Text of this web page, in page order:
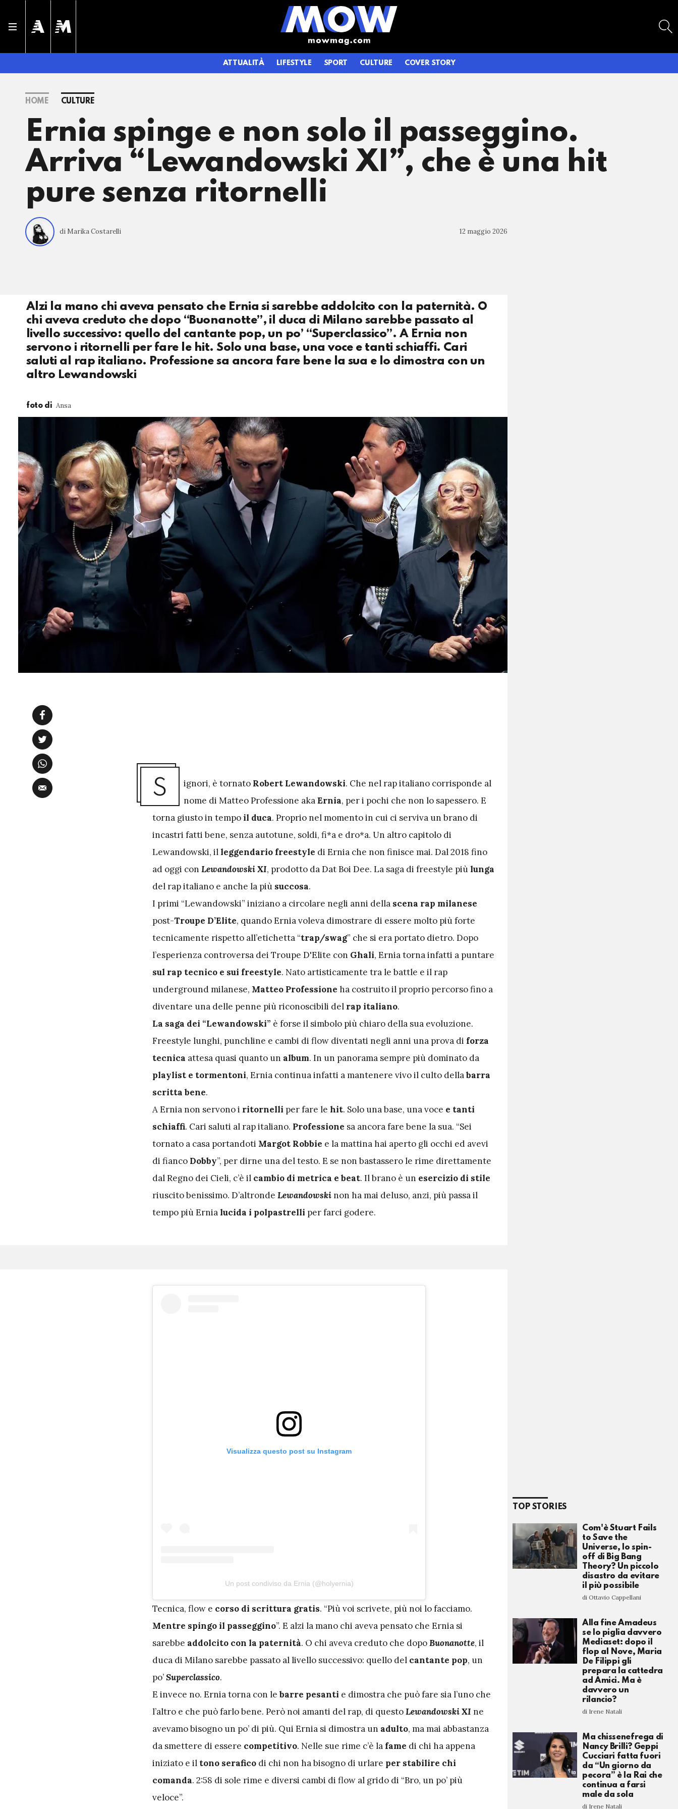
ATTUALITÀ LIFESTYLE SPORT CULTURE COVER STORY
HOME CULTURE
Ernia spinge e non solo il passeggino.
Arriva “Lewandowski XI”, che è una hit
pure senza ritornelli
di Marika Costarelli 12 maggio 2026
Alzi la mano chi aveva pensato che Ernia si sarebbe addolcito con la paternità. O
chi aveva creduto che dopo “Buonanotte”, il duca di Milano sarebbe passato al
livello successivo: quello del cantante pop, un po’ “Superclassico”. A Ernia non
servono i ritornelli per fare le hit. Solo una base, una voce e tanti schiaffi. Cari
saluti al rap italiano. Professione sa ancora fare bene la sua e lo dimostra con un
altro Lewandowski
foto di Ansa
S ignori, è tornato Robert Lewandowski. Che nel rap italiano corrisponde al
nome di Matteo Professione akaErnia, per i pochi che non lo sapessero. E
torna giusto in tempoil duca. Proprio nel momento in cui ci serviva un brano di
incastri fatti bene, senza autotune, soldi, fi*a e dro*a. Un altro capitolo di
Lewandowski, illeggendario freestyle di Ernia che non finisce mai. Dal 2018 fino
ad oggi con Lewandowski XI, prodotto da Dat Boi Dee. La saga di freestyle piùlunga
del rap italiano e anche la più succosa.
I primi “Lewandowski” iniziano a circolare negli anni della scena rap milanese
post-Troupe D’Elite, quando Ernia voleva dimostrare di essere molto più forte
tecnicamente rispetto all’etichetta “trap/swag” che si era portato dietro. Dopo
l’esperienza controversa dei Troupe D'Elite con Ghali, Ernia torna infatti a puntare
sul rap tecnico e sui freestyle. Nato artisticamente tra le battle e il rap
underground milanese, Matteo Professione ha costruito il proprio percorso fino a
diventare una delle penne più riconoscibili del rap italiano.
La saga dei “Lewandowski” è forse il simbolo più chiaro della sua evoluzione.
Freestyle lunghi, punchline e cambi di flow diventati negli anni una prova di forza
tecnica attesa quasi quanto un album. In un panorama sempre più dominato da
playlist e tormentoni, Ernia continua infatti a mantenere vivo il culto dellabarra
scritta bene.
A Ernia non servono i ritornelli per fare le hit. Solo una base, una voce e tanti
schiaffi. Cari saluti al rap italiano. Professione sa ancora fare bene la sua. “Sei
tornato a casa portandoti Margot Robbie e la mattina hai aperto gli occhi ed avevi
di fianco Dobby”, per dirne una del testo. E se non bastassero le rime direttamente
dal Regno dei Cieli, c’è il cambio di metrica e beat. Il brano è un esercizio di stile
riuscito benissimo. D’altronde Lewandowskinon ha mai deluso, anzi, più passa il
tempo più Ernialucida i polpastrelli per farci godere.
Visualizza questo post su Instagram
Un post condiviso da Ernia (@holyernia)
Tecnica, flow e corso di scrittura gratis. “Più voi scrivete, più noi lo facciamo.
Mentre spingo il passeggino”. E alzi la mano chi aveva pensato che Ernia si
sarebbe addolcito con la paternità. O chi aveva creduto che dopoBuonanotte, il
duca di Milano sarebbe passato al livello successivo: quello del cantante pop, un
po’Superclassico.
E invece no. Ernia torna con lebarre pesanti e dimostra che può fare sia l’uno che
l’altro e che può farlo bene. Però noi amanti del rap, di questoLewandowski XI ne
avevamo bisogno un po’ di più. Qui Ernia si dimostra un adulto, ma mai abbastanza
da smettere di essere competitivo. Nelle sue rime c’è la fame di chi ha appena
iniziato e il tono serafico di chi non ha bisogno di urlare per stabilire chi
comanda. 2:58 di sole rime e diversi cambi di flow al grido di “Bro, un po’ più
veloce”.
TOP STORIES
Com'è Stuart Fails
to Save the
Universe, lo spin-
off di Big Bang
Theory? Un piccolo
disastro da evitare
il più possibile
di Ottavio Cappellani
Alla fine Amadeus
se lo piglia davvero
Mediaset: dopo il
flop al Nove, Maria
De Filippi gli
prepara la cattedra
ad Amici. Ma è
davvero un
rilancio?
di Irene Natali
Ma chissenefrega di
Nancy Brilli? Geppi
Cucciari fatta fuori
da “Un giorno da
pecora” è la Rai che
continua a farsi
male da sola
di Irene Natali